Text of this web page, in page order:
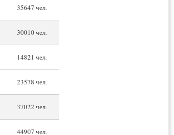
35647 чел.
30010 чел.
14821 чел.
23578 чел.
37022 чел.
44907 чел.